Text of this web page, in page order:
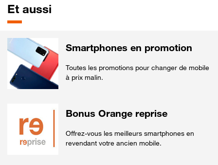
Et aussi
Smartphones en promotion
Toutes les promotions pour changer de mobile
à prix malin.
Bonus Orange reprise
Offrez-vous les meilleurs smartphones en
revendant votre ancien mobile.